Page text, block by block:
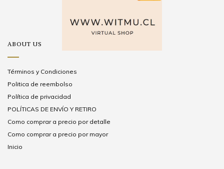
ABOUT US
Términos y Condiciones
Politica de reembolso
Política de privacidad
POLÍTICAS DE ENVÍO Y RETIRO
Como comprar a precio por detalle
Como comprar a precio por mayor
Inicio